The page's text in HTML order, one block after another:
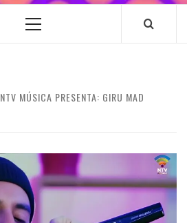
Menú
NTV MÚSICA PRESENTA: GIRU MAD